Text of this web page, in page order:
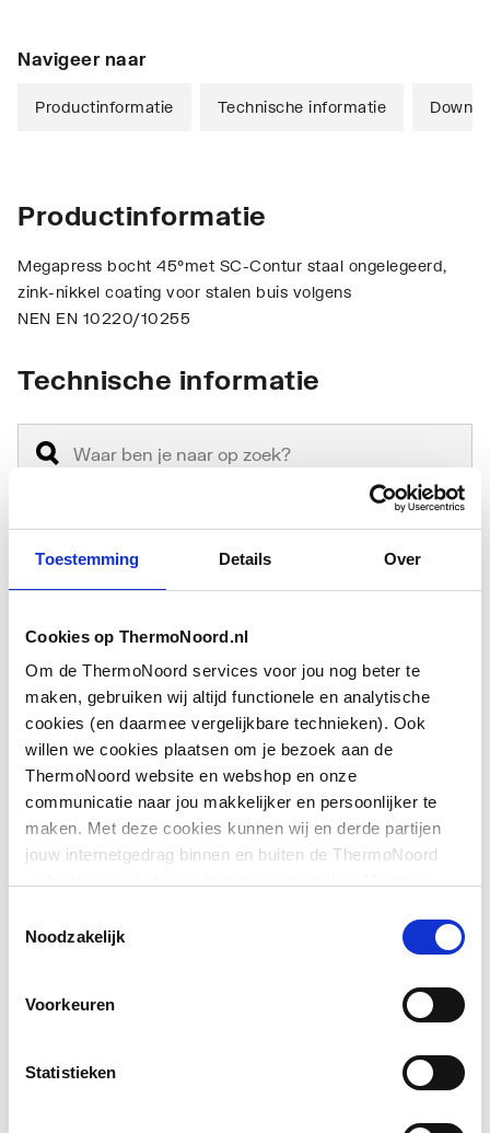
Toestemming Details Over
Cookies op ThermoNoord.nl
Om de ThermoNoord services voor jou nog beter te
maken, gebruiken wij altijd functionele en analytische
cookies (en daarmee vergelijkbare technieken). Ook
willen we cookies plaatsen om je bezoek aan de
ThermoNoord website en webshop en onze
communicatie naar jou makkelijker en persoonlijker te
maken. Met deze cookies kunnen wij en derde partijen
jouw internetgedrag binnen en buiten de ThermoNoord
communicatie aan jouw interesses aan. We slaan je
Noodzakelijk
Voorkeuren
Statistieken
Navigeer naar
Productinformatie Technische informatie
Productinformatie
Megapress bocht 45°met SC-Contur staal ongelegeerd,
zink-nikkel coating voor stalen buis volgens
NEN EN 10220/10255
Technische informatie
Aansluiting 1 Persmof
Afgedopt Nee
Bochthoek 45
Contourcode V
Contourcode aansluiting
1
V
2
Toon meer
Downloads